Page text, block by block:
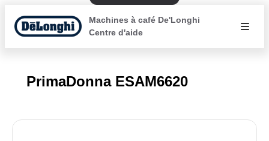
Machines à café De'Longhi
Centre d'aide
PrimaDonna ESAM6620